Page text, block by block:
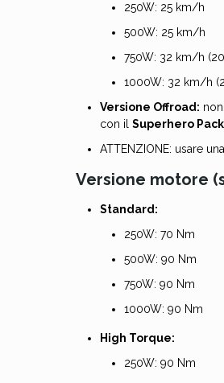
250W: 25 km/h
500W: 25 km/h
750W: 32 km/h
1000W: 32 km/h
Versione Offroad:
con ilSuperhero Pack
ATTENZIONE: usare
Versione motore
Standard:
250W: 70 Nm
500W: 90 Nm
750W: 90 Nm
1000W: 90 Nm
High Torque:
250W: 90 Nm